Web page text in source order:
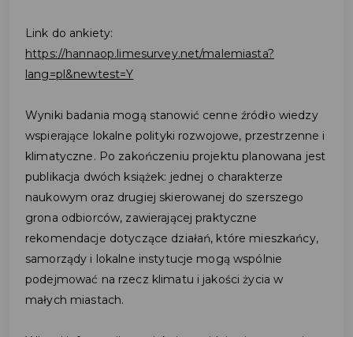
Link do ankiety:
https://hannaop.limesurvey.net/malemiasta?
lang=pl&newtest=Y
Wyniki badania mogą stanowić cenne źródło wiedzy
wspierające lokalne polityki rozwojowe, przestrzenne i
klimatyczne. Po zakończeniu projektu planowana jest
publikacja dwóch książek: jednej o charakterze
naukowym oraz drugiej skierowanej do szerszego
grona odbiorców, zawierającej praktyczne
rekomendacje dotyczące działań, które mieszkańcy,
samorządy i lokalne instytucje mogą wspólnie
podejmować na rzecz klimatu i jakości życia w
małych miastach.